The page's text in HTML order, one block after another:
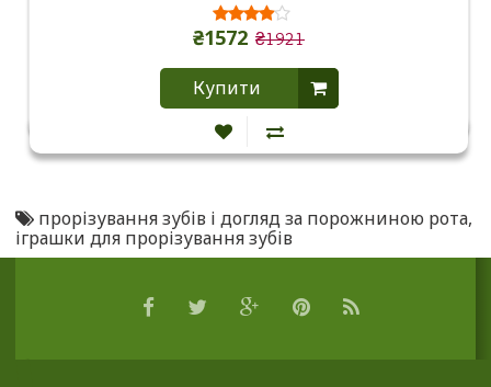
₴1572 ₴1921
Купити
прорізування зубів і догляд за порожниною рота,
іграшки для прорізування зубів